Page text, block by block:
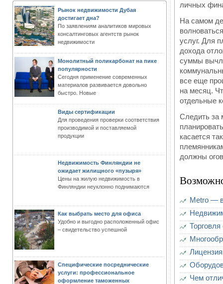
Рынок недвижимости Дубая
достигает дна?
По заявлениям аналитиков мировых
консалтинговых агентств рынок
недвижимости
Монолитный поликарбонат на пике
популярности
Сегодня применение современных
материалов развивается довольно
быстро. Новые
Виды сертификации
Для проведения проверки соответствия
производимой и поставляемой
продукции
Недвижимость Финляндии не
ожидает жилищного «пузыря»
Цены на жилую недвижимость в
Финляндии неуклонно поднимаются
Как выбрать место для офиса
Удобно и выгодно расположенный офис
– свидетельство успешной
Специфические посреднические
услуги: профессиональное
оформление таможенных
личных
На самом
услуг. Для
дохода
суммы
все еще
на месяц.
отдельные
Следить за
касается
должны
Metro —
Чем